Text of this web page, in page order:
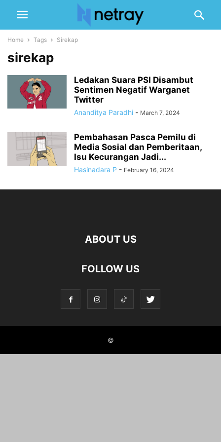
Home Tags Sirekap
sirekap
Ledakan Suara PSI Disambut
Sentimen Negatif Warganet
Twitter
Ananditya Paradhi - March 7, 2024
Pembahasan Pasca Pemilu di
Media Sosial dan Pemberitaan,
Isu Kecurangan Jadi...
Hasinadara P - February 16, 2024
ABOUT US
FOLLOW US
©